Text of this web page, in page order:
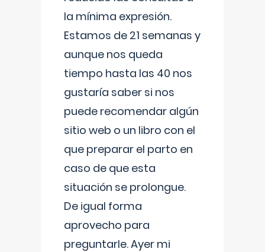
la mínima expresión.
Estamos de 21 semanas y
aunque nos queda
tiempo hasta las 40 nos
gustaría saber si nos
puede recomendar algún
sitio web o un libro con el
que preparar el parto en
caso de que esta
situación se prolongue.
De igual forma
aprovecho para
preguntarle. Ayer mi